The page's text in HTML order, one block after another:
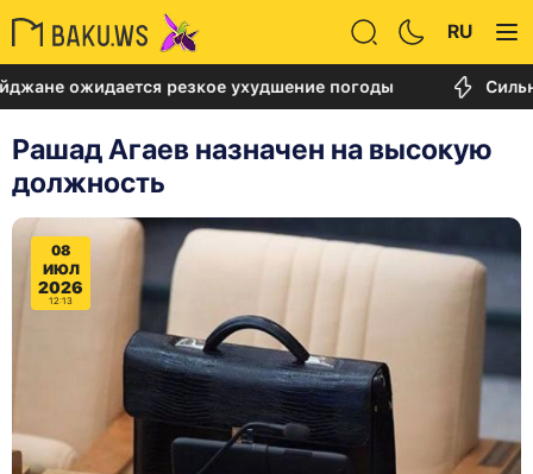
RU
резкое ухудшение погоды Сильный
Рашад Агаев назначен на высокую
должность
08
ИЮЛ
2026
12:13